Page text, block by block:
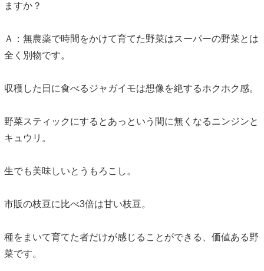
ますか？
Ａ：無農薬で時間をかけて育てた野菜はスーパーの野菜とは
全く別物です。
収穫した日に食べるジャガイモは想像を絶するホクホク感。
野菜スティックにするとあっという間に無くなるニンジンと
キュウリ。
生でも美味しいとうもろこし。
市販の枝豆に比べ3倍は甘い枝豆。
種をまいて育てた者だけが感じることができる、価値ある野
菜です。